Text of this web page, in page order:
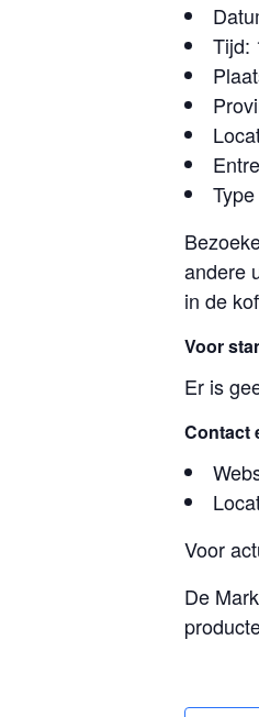
Tijd:
andere
in de
Voor
Er is
Contact
Voor
De